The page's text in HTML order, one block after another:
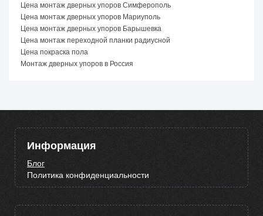
Цена монтаж дверных упоров Симферополь
Цена монтаж дверных упоров Мариуполь
Цена монтаж дверных упоров Барышевка
Цена монтаж переходной планки радиусной
Цена покраска пола
Монтаж дверных упоров в Россия
Информация
Блог
Политика конфиденциальности